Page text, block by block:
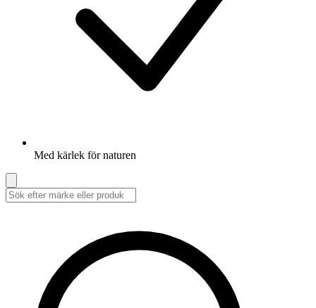
Med kärlek för naturen